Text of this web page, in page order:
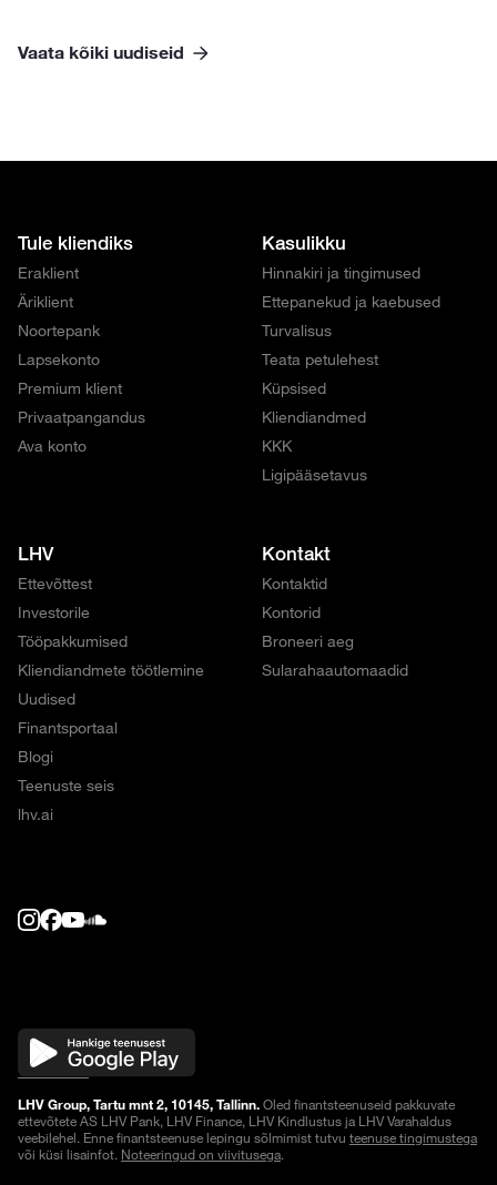
Vaata kõiki uudiseid
Tule kliendiks
Eraklient
Äriklient
Noortepank
Lapsekonto
Premium klient
Privaatpangandus
Ava konto
Kasulikku
Hinnakiri ja tingimused
Ettepanekud ja kaebused
Turvalisus
Teata petulehest
Küpsised
Kliendiandmed
KKK
Ligipääsetavus
LHV
Ettevõttest
Investorile
Tööpakkumised
Kliendiandmete töötlemine
Uudised
Finantsportaal
Blogi
Teenuste seis
lhv.ai
Kontakt
Kontaktid
Kontorid
Broneeri aeg
Sularahaautomaadid
LHV Group, Tartu mnt 2, 10145, Tallinn.Oled finantsteenuseid pakkuvate
ettevõtete AS LHV Pank, LHV Finance, LHV Kindlustus ja LHV Varahaldus
veebilehel. Enne finantsteenuse lepingu sõlmimist tutvu teenuse tingimustega
või küsi lisainfot. Noteeringud on viivitusega.